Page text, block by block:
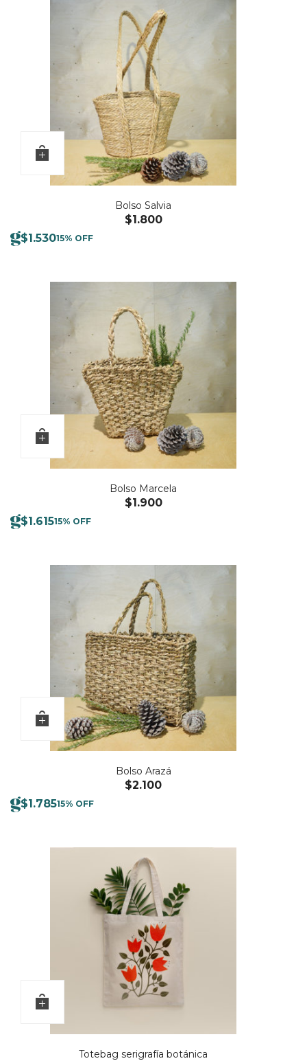
Bolso Salvia
$1.800
$1.53015% OFF
Bolso Marcela
$1.900
$1.61515% OFF
Bolso Arazá
$2.100
$1.78515% OFF
Totebag serigrafía botánica